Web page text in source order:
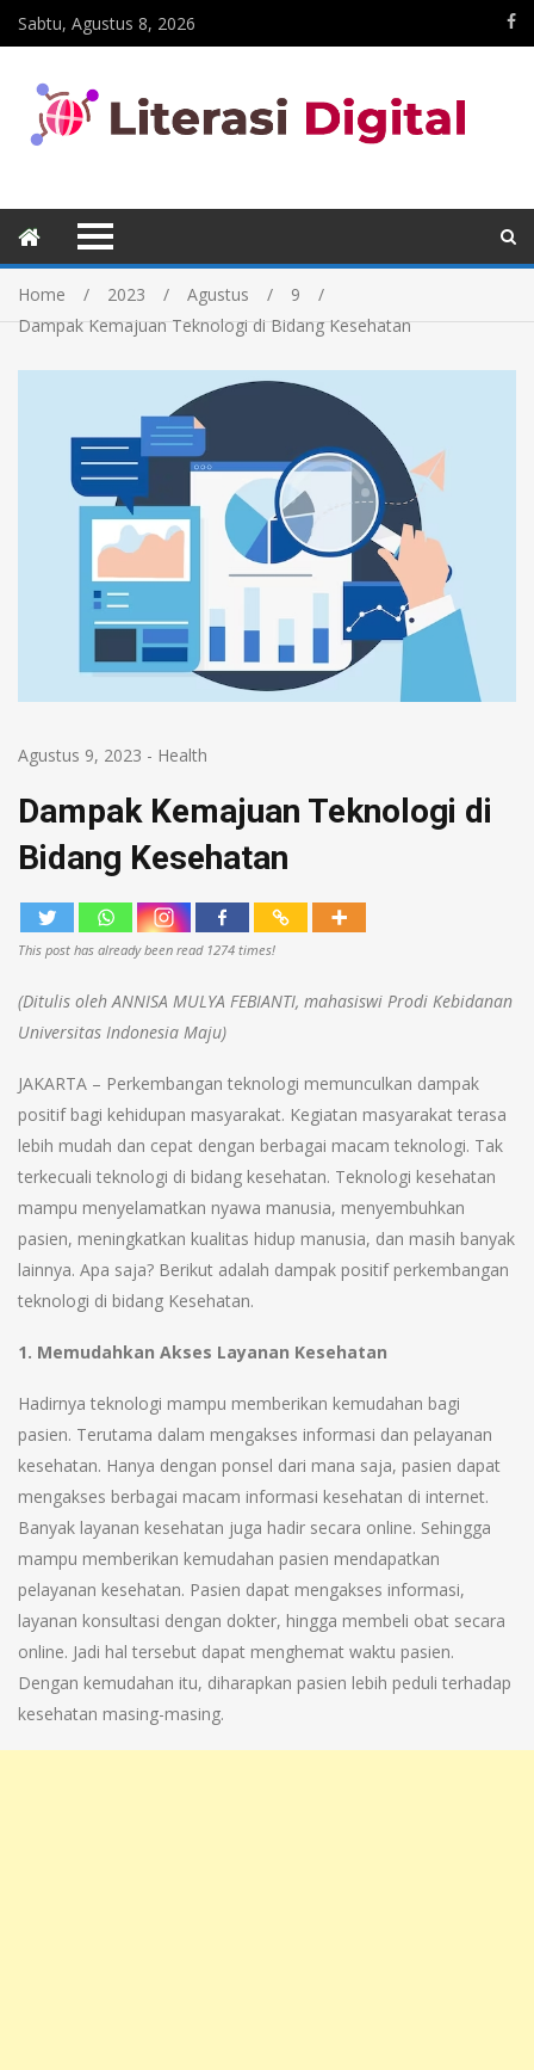
Sabtu, Agustus 8, 2026
Home 2023 Agustus
9
Dampak Kemajuan Teknologi di Bidang Kesehatan
Agustus 9, 2023 - Health
Dampak Kemajuan Teknologi di
Bidang Kesehatan
This post has already been read 1274 times!
(Ditulis oleh ANNISA MULYA FEBIANTI, mahasiswi Prodi Kebidanan
Universitas Indonesia Maju)
JAKARTA – Perkembangan teknologi memunculkan dampak
positif bagi kehidupan masyarakat. Kegiatan masyarakat terasa
lebih mudah dan cepat dengan berbagai macam teknologi. Tak
terkecuali teknologi di bidang kesehatan. Teknologi kesehatan
mampu menyelamatkan nyawa manusia, menyembuhkan
pasien, meningkatkan kualitas hidup manusia, dan masih banyak
lainnya. Apa saja? Berikut adalah dampak positif perkembangan
teknologi di bidang Kesehatan.
1. Memudahkan Akses Layanan Kesehatan
Hadirnya teknologi mampu memberikan kemudahan bagi
pasien. Terutama dalam mengakses informasi dan pelayanan
kesehatan. Hanya dengan ponsel dari mana saja, pasien dapat
mengakses berbagai macam informasi kesehatan di internet.
Banyak layanan kesehatan juga hadir secara online. Sehingga
mampu memberikan kemudahan pasien mendapatkan
pelayanan kesehatan. Pasien dapat mengakses informasi,
layanan konsultasi dengan dokter, hingga membeli obat secara
online. Jadi hal tersebut dapat menghemat waktu pasien.
Dengan kemudahan itu, diharapkan pasien lebih peduli terhadap
kesehatan masing-masing.